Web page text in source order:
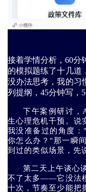
接着学情分析，60分
的模拟题练了十几道
没办法思考，我的习
列提纲，45分钟写，
下午案例研讨，
生心理危机干预。说
我没准备过的角度：
你怎么办？"那一瞬
到过的类似场景，先
第二天上午谈心
不了太多——它没法
十次，节奏至少能把